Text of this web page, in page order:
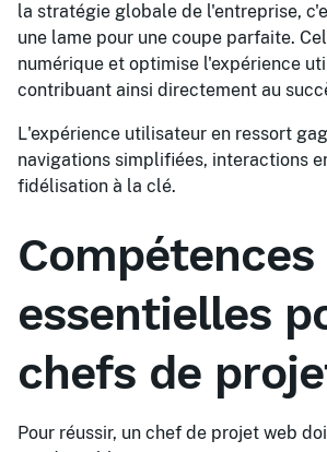
la stratégie globale de l'entreprise,
une lame pour une coupe parfaite.
numérique et optimise l'expérience
contribuant ainsi directement au
L'expérience utilisateur en ressort
navigations simplifiées, interactions
fidélisation à la clé.
Compétences
essentielles
chefs de
Pour réussir, un chef de projet web